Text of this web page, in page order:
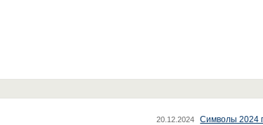
20.12.2024 Символы 2024